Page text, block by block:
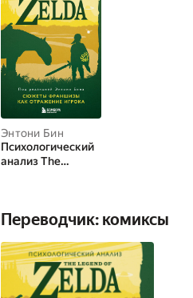
Энтони Бин
Психологический
анализ The
отражение игрока
Переводчик: комиксы